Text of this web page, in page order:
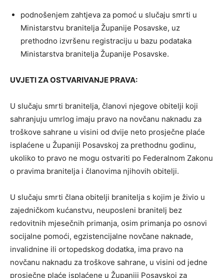
podnošenjem zahtjeva za pomoć u slučaju smrti u
Ministarstvu branitelja Županije Posavske, uz
prethodno izvršenu registraciju u bazu podataka
Ministarstva branitelja Županije Posavske.
UVJETI ZA OSTVARIVANJE PRAVA:
U slučaju smrti branitelja, članovi njegove obitelji koji
sahranjuju umrlog imaju pravo na novčanu naknadu za
troškove sahrane u visini od dvije neto prosječne plaće
isplaćene u Županiji Posavskoj za prethodnu godinu,
ukoliko to pravo ne mogu ostvariti po Federalnom Zakonu
o pravima branitelja i članovima njihovih obitelji.
U slučaju smrti člana obitelji branitelja s kojim je živio u
zajedničkom kućanstvu, neuposleni branitelj bez
redovitnih mjesečnih primanja, osim primanja po osnovi
socijalne pomoći, egzistencijalne novčane naknade,
invalidnine ili ortopedskog dodatka, ima pravo na
novčanu naknadu za troškove sahrane, u visini od jedne
prosječne plaće isplaćene u Županiji Posavskoj za